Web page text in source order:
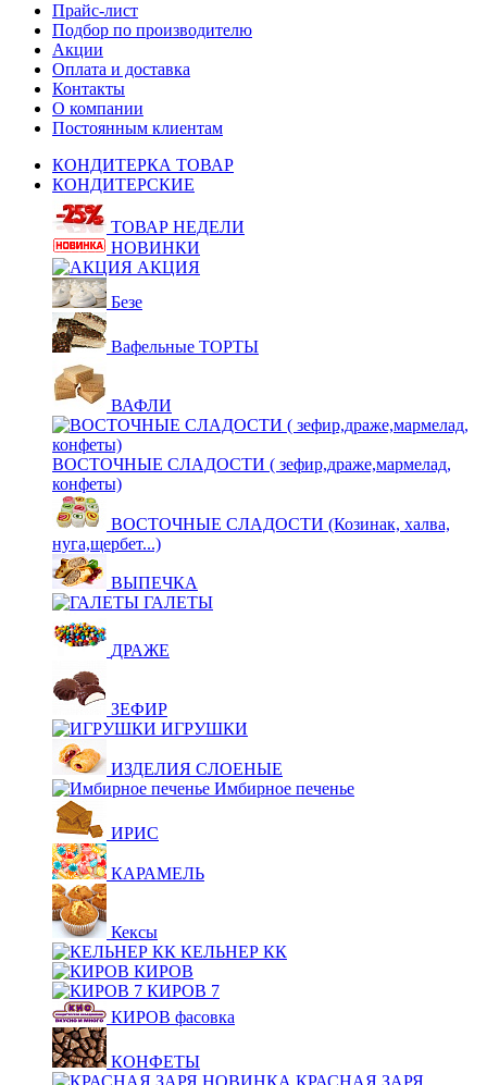
Прайс-лист
Подбор по производителю
Акции
Оплата и доставка
Контакты
О компании
Постоянным клиентам
КОНДИТЕРКА ТОВАР
КОНДИТЕРСКИЕ
ТОВАР НЕДЕЛИ
НОВИНКИ
АКЦИЯ
Безе
Вафельные ТОРТЫ
ВАФЛИ
ВОСТОЧНЫЕ СЛАДОСТИ ( зефир,драже,мармелад,
конфеты)
ВОСТОЧНЫЕ СЛАДОСТИ (Козинак, халва,
нуга,щербет...)
ВЫПЕЧКА
ГАЛЕТЫ
ДРАЖЕ
ЗЕФИР
ИГРУШКИ
ИЗДЕЛИЯ СЛОЕНЫЕ
Имбирное печенье
ИРИС
КАРАМЕЛЬ
Кексы
КЕЛЬНЕР КК
КИРОВ
КИРОВ 7
КИРОВ фасовка
КОНФЕТЫ
КРАСНАЯ ЗАРЯ